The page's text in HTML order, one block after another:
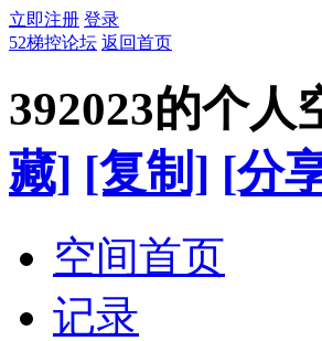
立即注册 登录
52梯控论坛 返回首页
392023的个人
藏] [复制] [分
空间首页
记录